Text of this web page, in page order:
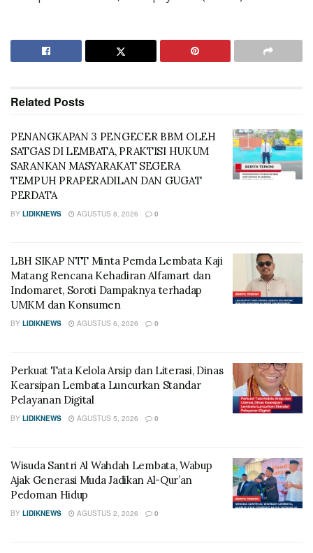
Related Posts
PENANGKAPAN 3 PENGECER BBM OLEH
SATGAS DI LEMBATA, PRAKTISI HUKUM
SARANKAN MASYARAKAT SEGERA
TEMPUH PRAPERADILAN DAN GUGAT
PERDATA
BY LIDIKNEWS AGUSTUS 8, 2026 0
LBH SIKAP NTT Minta Pemda Lembata Kaji
Matang Rencana Kehadiran Alfamart dan
Indomaret, Soroti Dampaknya terhadap
UMKM dan Konsumen
BY LIDIKNEWS AGUSTUS 6, 2026 0
Perkuat Tata Kelola Arsip dan Literasi, Dinas
Kearsipan Lembata Luncurkan Standar
Pelayanan Digital
BY LIDIKNEWS AGUSTUS 5, 2026 0
Wisuda Santri Al Wahdah Lembata, Wabup
Ajak Generasi Muda Jadikan Al-Qur’an
Pedoman Hidup
BY LIDIKNEWS AGUSTUS 2, 2026 0